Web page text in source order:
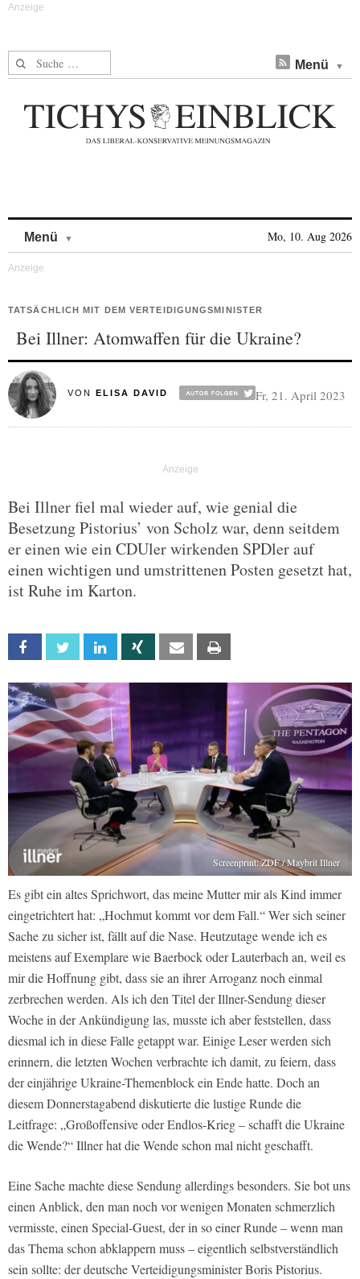
Suche nach: Menü
Menü Mo, 10. Aug 2026
TATSÄCHLICH MIT DEM VERTEIDIGUNGSMINISTER
Bei Illner: Atomwaffen für die Ukraine?
VON ELISA DAVID Fr, 21. April 2023
Bei Illner fiel mal wieder auf, wie genial die
Besetzung Pistorius’ von Scholz war, denn seitdem
er einen wie ein CDUler wirkenden SPDler auf
einen wichtigen und umstrittenen Posten gesetzt hat,
ist Ruhe im Karton.
Facebook Twitter Linkedin Xing Email
Screenprint: ZDF / Maybrit Illner
Es gibt ein altes Sprichwort, das meine Mutter mir als Kind immer
eingetrichtert hat: „Hochmut kommt vor dem Fall.“ Wer sich seiner
Sache zu sicher ist, fällt auf die Nase. Heutzutage wende ich es
meistens auf Exemplare wie Baerbock oder Lauterbach an, weil es
mir die Hoffnung gibt, dass sie an ihrer Arroganz noch einmal
zerbrechen werden. Als ich den Titel der Illner-Sendung dieser
Woche in der Ankündigung las, musste ich aber feststellen, dass
diesmal ich in diese Falle getappt war. Einige Leser werden sich
erinnern, die letzten Wochen verbrachte ich damit, zu feiern, dass
der einjährige Ukraine-Themenblock ein Ende hatte. Doch an
diesem Donnerstagabend diskutierte die lustige Runde die
Leitfrage: „Großoffensive oder Endlos-Krieg – schafft die Ukraine
die Wende?“ Illner hat die Wende schon mal nicht geschafft.
Eine Sache machte diese Sendung allerdings besonders. Sie bot uns
einen Anblick, den man noch vor wenigen Monaten schmerzlich
vermisste, einen Special-Guest, der in so einer Runde – wenn man
das Thema schon abklappern muss – eigentlich selbstverständlich
sein sollte: der deutsche Verteidigungsminister Boris Pistorius.